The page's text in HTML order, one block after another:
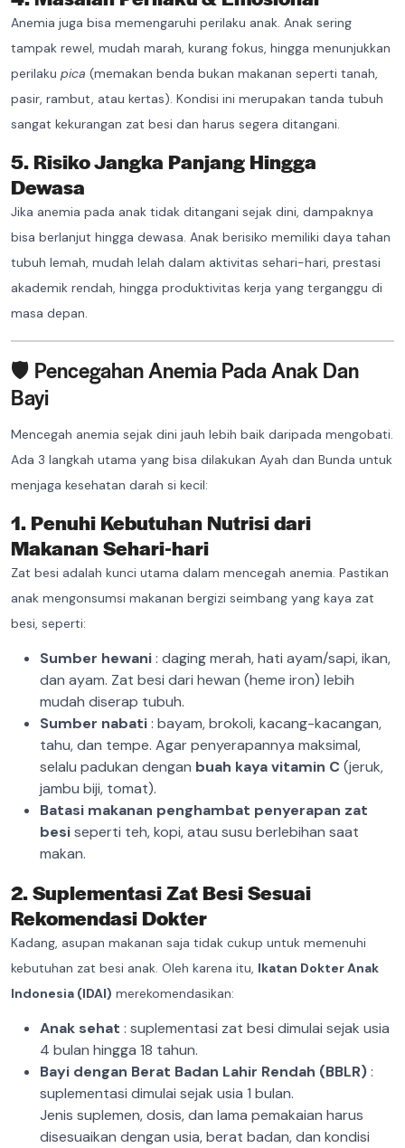
Anemia juga bisa memengaruhi perilaku anak. Anak sering
tampak rewel, mudah marah, kurang fokus, hingga menunjukkan
perilaku pica (memakan benda bukan makanan seperti tanah,
pasir, rambut, atau kertas). Kondisi ini merupakan tanda tubuh
sangat kekurangan zat besi dan harus segera ditangani.
5. Risiko Jangka Panjang Hingga
Dewasa
Jika anemia pada anak tidak ditangani sejak dini, dampaknya
bisa berlanjut hingga dewasa. Anak berisiko memiliki daya tahan
tubuh lemah, mudah lelah dalam aktivitas sehari-hari, prestasi
akademik rendah, hingga produktivitas kerja yang terganggu di
masa depan.
🛡️ Pencegahan Anemia Pada Anak Dan
Bayi
Mencegah anemia sejak dini jauh lebih baik daripada mengobati.
Ada 3 langkah utama yang bisa dilakukan Ayah dan Bunda untuk
menjaga kesehatan darah si kecil:
1. Penuhi Kebutuhan Nutrisi dari
Makanan Sehari-hari
Zat besi adalah kunci utama dalam mencegah anemia. Pastikan
anak mengonsumsi makanan bergizi seimbang yang kaya zat
besi, seperti:
Sumber hewani: daging merah, hati ayam/sapi, ikan,
dan ayam. Zat besi dari hewan (heme iron) lebih
mudah diserap tubuh.
Sumber nabati: bayam, brokoli, kacang-kacangan,
tahu, dan tempe. Agar penyerapannya maksimal,
selalu padukan dengan buah kaya vitamin C(jeruk,
jambu biji, tomat).
Batasi makanan penghambat penyerapan zat
besiseperti teh, kopi, atau susu berlebihan saat
makan.
2. Suplementasi Zat Besi Sesuai
Rekomendasi Dokter
Kadang, asupan makanan saja tidak cukup untuk memenuhi
kebutuhan zat besi anak. Oleh karena itu, Ikatan Dokter Anak
Indonesia (IDAI) merekomendasikan:
Anak sehat : suplementasi zat besi dimulai sejak usia
4 bulan hingga 18 tahun.
Bayi dengan Berat Badan Lahir Rendah (BBLR):
suplementasi dimulai sejak usia 1 bulan.
Jenis suplemen, dosis, dan lama pemakaian harus
disesuaikan dengan usia, berat badan, dan kondisi